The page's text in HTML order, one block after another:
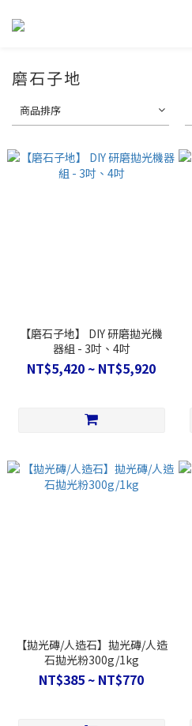
磨石子地
商品排序
【磨石子地】 DIY 研磨拋光機
器組 - 3吋、4吋
NT$5,420 ~ NT$5,920
【拋光磚/人造石】拋光磚/人造
石拋光粉300g/1kg
NT$385 ~ NT$770